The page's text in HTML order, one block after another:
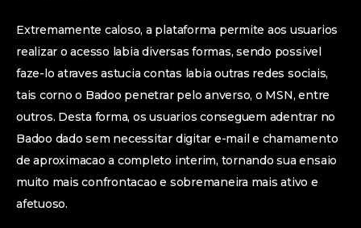
Extremamente caloso, a plataforma permite aos usuarios
realizar o acesso labia diversas formas, sendo possivel
faze-lo atraves astucia contas labia outras redes sociais,
tais corno o Badoo penetrar pelo anverso, o MSN, entre
outros. Desta forma, os usuarios conseguem adentrar no
Badoo dado sem necessitar digitar e-mail e chamamento
de aproximacao a completo interim, tornando sua ensaio
muito mais confrontacao e sobremaneira mais ativo e
afetuoso.